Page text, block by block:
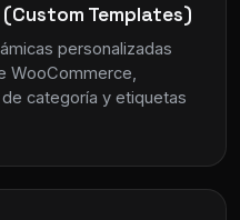
Templates)
personalizadas
WooCommerce,
categoría y etiquetas